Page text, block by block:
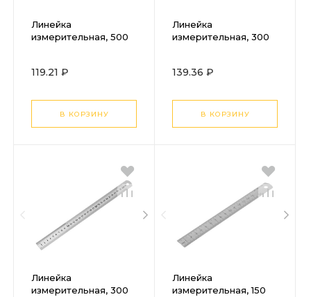
Линейка
измерительная, 500
119.21 ₽
В КОРЗИНУ
Линейка
измерительная, 300
139.36 ₽
В КОРЗИНУ
Линейка
измерительная, 300
Линейка
измерительная, 150